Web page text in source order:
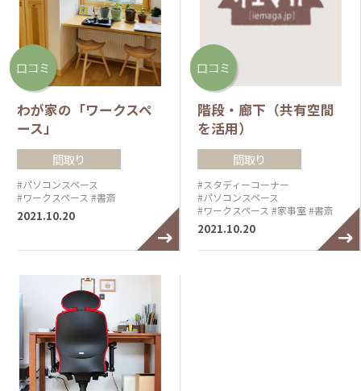
口コミ
わが家の「ワークスペ
ース」
間取り
#パソコンスペース
#ワークスペース #書斎
2021.10.20
口コミ
階段・廊下（共有空間
を活用）
間取り
#スタディーコーナー
#パソコンスペース
#ワークスペース #家事室 #書斎
2021.10.20